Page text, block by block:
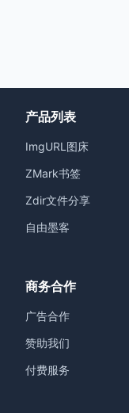
产品列表
ImgURL图床
ZMark书签
Zdir文件分享
自由墨客
商务合作
广告合作
赞助我们
付费服务